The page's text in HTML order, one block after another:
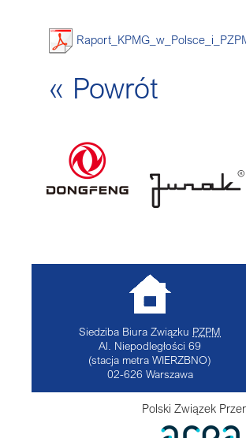
« Powrót
Siedziba Biura Związku PZPM
Al. Niepodległości 69
(stacja metra WIERZBNO)
02-626 Warszawa
Polski Związek